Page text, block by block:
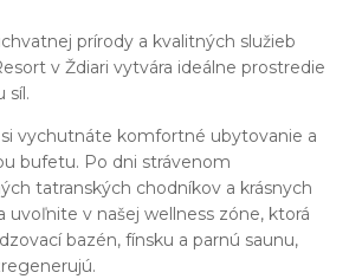
prírody a kvalitných služieb
v Ždiari vytvára ideálne prostredie
síl.
vychutnáte komfortné ubytovanie a
bufetu. Po dni strávenom
tatranských chodníkov a krásnych
uvoľnite v našej wellness zóne, ktorá
bazén, fínsku a parnú saunu,